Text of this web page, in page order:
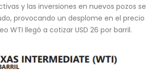
y las inversiones en nuevos pozos se
provocando un desplome en el precio
WTI llegó a cotizar USD 26 por barril.